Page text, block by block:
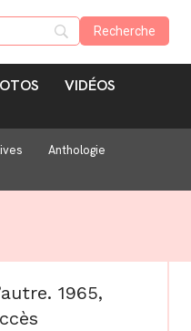
VIDÉOS
Anthologie
1965,